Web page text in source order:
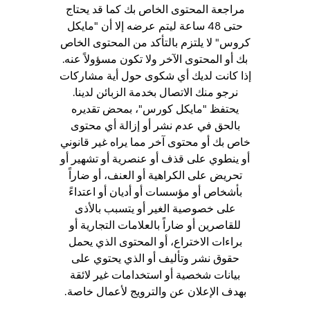
مراجعة المحتوى الخاص بك كما قد يحتاج
حتى 48 ساعة ليتم عرضه إلا أن "مايكل
كروس" لا يلتزم بالتأكد من المحتوى الخاص
بك أو المحتوى الآخر ولا تكون مسؤولاً عنه.
إذا كانت لديك أي شكوى حول أية مشاركات
نرجو منك الاتصال بخدمة الزبائن لدينا.
يحتفظ "مايكل كورس"، بمحض تقديره
بالحق في عدم نشر أو إزالة أي محتوى
خاص بك أو محتوى آخر مما يراه غير قانوني
أو ينطوي على قذف أو عنصرية أو تشهير أو
تحريض على الكراهية أو العنف، أو ضاراً
بأشخاص أو مؤسسات أو أديان أو اعتداءً
على خصوصية الغير أو يتسبب بالأذى
للقاصرين أو ضاراً بالعلامات التجارية أو
براءات الاختراع، أو المحتوى الذي يحمل
حقوق نشر وتأليف أو الذي يحتوي على
بيانات شخصية أو استخدامات غير لائقة
بهدف الإعلان عن والترويج لأعمال خاصة.